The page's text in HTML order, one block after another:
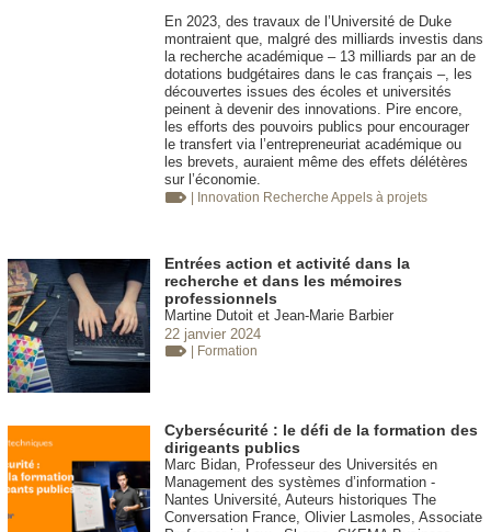
En 2023, des travaux de l’Université de Duke
montraient que, malgré des milliards investis dans
la recherche académique – 13 milliards par an de
dotations budgétaires dans le cas français –, les
découvertes issues des écoles et universités
peinent à devenir des innovations. Pire encore,
les efforts des pouvoirs publics pour encourager
le transfert via l’entrepreneuriat académique ou
les brevets, auraient même des effets délétères
sur l’économie.
| Innovation Recherche Appels à projets
Entrées action et activité dans la
recherche et dans les mémoires
professionnels
Martine Dutoit et Jean-Marie Barbier
22 janvier 2024
| Formation
Cybersécurité : le défi de la formation des
dirigeants publics
Marc Bidan, Professeur des Universités en
Management des systèmes d’information -
Nantes Université, Auteurs historiques The
Conversation France, Olivier Lasmoles, Associate